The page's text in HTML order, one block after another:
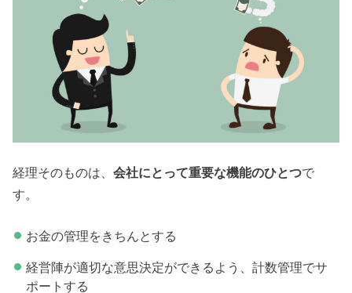
経理そのものは、会社にとって重要な機能のひとつで
す。
お金の管理をきちんとする
経営陣が適切な意思決定ができるよう、計数管理でサ
ポートする